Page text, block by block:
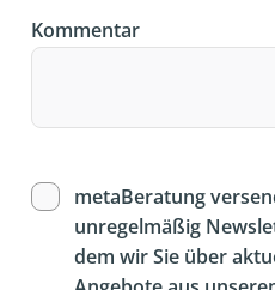
Kommentar
metaBeratung
unregelmäßig
dem wir Sie über